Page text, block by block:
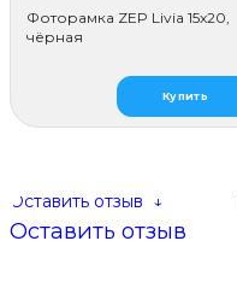
Фоторамка ZEP Livia 15x20,
чёрная
Купить
Оставить отзыв ↓
Оставить отзыв